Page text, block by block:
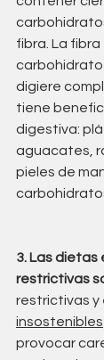
fibra. La
carbohidrato
digiere
tiene
digestiva:
aguacates,
pieles de
3. Las
restrictivas
restrictivas y
insostenibles
provocar